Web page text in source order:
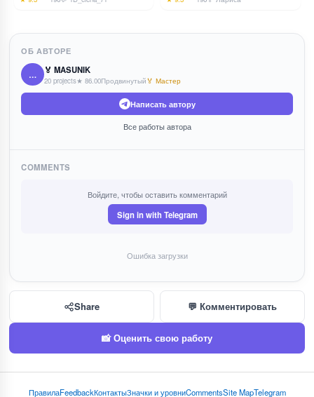
ОБ АВТОРЕ
… 🏅 MASUNIK
20 projects★ 86.00Продвинутый🏅 Мастер
Написать автору
Все работы автора
COMMENTS
Войдите, чтобы оставить комментарий
Sign in with Telegram
Ошибка загрузки
Share 💬 Комментировать
📸 Оценить свою работу
ПравилаFeedbackКонтактыЗначки и уровниCommentsSite MapTelegram